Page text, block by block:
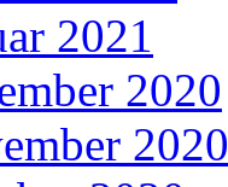
2021
2020
2020